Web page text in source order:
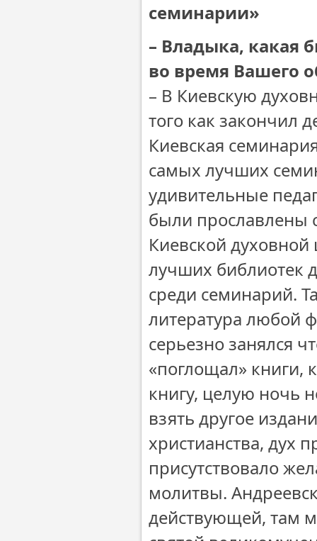
семинарии»
– Владыка, какая
во время Вашего
– В Киевскую
того как закончил
Киевская
самых лучших
удивительные
были прославлены
Киевской
лучших библиотек
среди семинарий.
литература любой
серьезно занялся
«поглощал» книги,
книгу, целую ночь
взять другое
христианства, дух
присутствовало
молитвы.
действующей, там